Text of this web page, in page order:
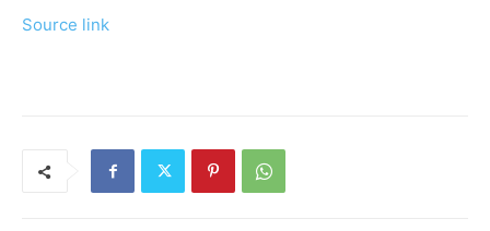
Source link